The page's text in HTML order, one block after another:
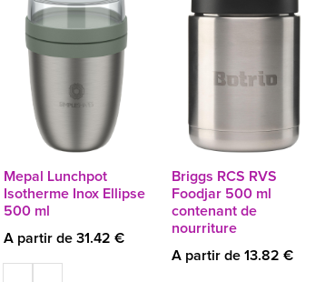
Mepal Lunchpot
Isotherme Inox Ellipse
500 ml
A partir de 31.42 €
Briggs RCS RVS
Foodjar 500 ml
contenant de
nourriture
A partir de 13.82 €